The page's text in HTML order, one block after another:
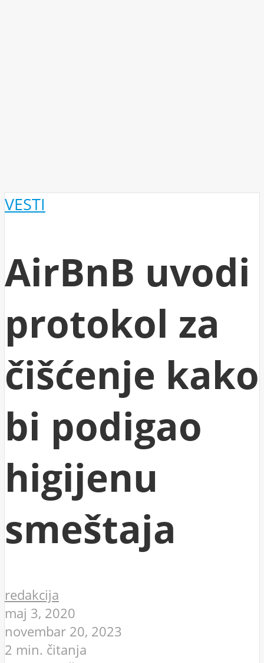
VESTI
AirBnB uvodi
protokol za
čišćenje kako
bi podigao
higijenu
smeštaja
redakcija
maj 3, 2020
novembar 20, 2023
2 min. čitanja